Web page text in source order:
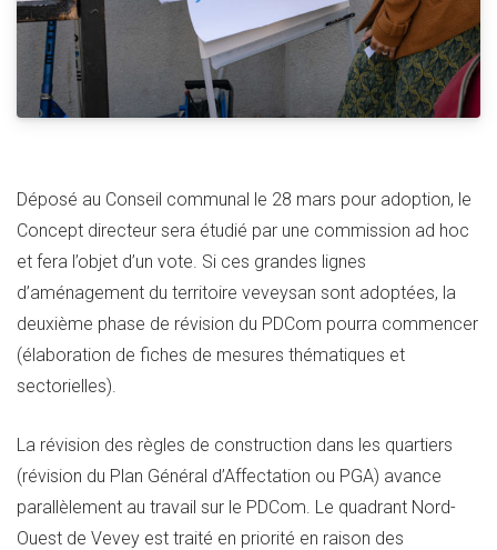
Déposé au Conseil communal le 28 mars pour adoption, le
Concept directeur sera étudié par une commission ad hoc
et fera l’objet d’un vote. Si ces grandes lignes
d’aménagement du territoire veveysan sont adoptées, la
deuxième phase de révision du PDCom pourra commencer
(élaboration de fiches de mesures thématiques et
sectorielles).
La révision des règles de construction dans les quartiers
(révision du Plan Général d’Affectation ou PGA) avance
parallèlement au travail sur le PDCom. Le quadrant Nord-
Ouest de Vevey est traité en priorité en raison des